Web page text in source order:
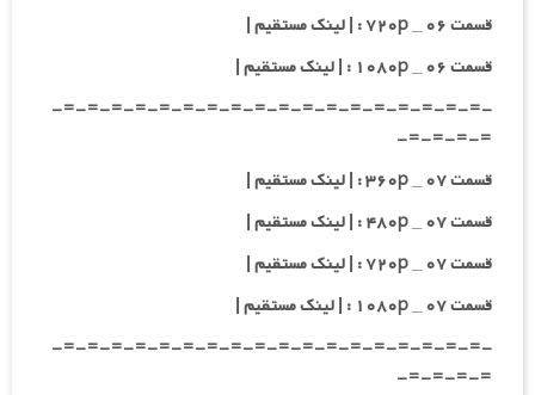
قسمت ۰۶ _ ۷۲۰p : | لینک مستقیم |
قسمت ۰۶ _ ۱۰۸۰p : | لینک مستقیم |
-=-=-=-=-=-=-=-=-=-=-=-=-=-=-=-=-=-=-
=-=-=-=-
قسمت ۰۷ _ ۳۶۰p : | لینک مستقیم |
قسمت ۰۷ _ ۴۸۰p : | لینک مستقیم |
قسمت ۰۷ _ ۷۲۰p : | لینک مستقیم |
قسمت ۰۷ _ ۱۰۸۰p : | لینک مستقیم |
-=-=-=-=-=-=-=-=-=-=-=-=-=-=-=-=-=-=-
=-=-=-=-